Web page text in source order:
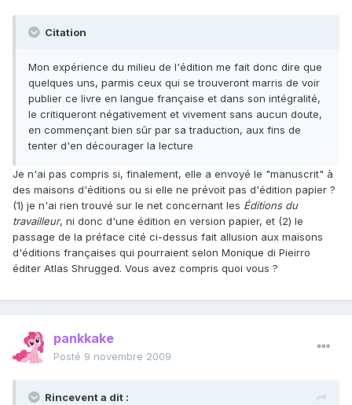
Citation
Mon expérience du milieu de l'édition me fait donc dire que
quelques uns, parmis ceux qui se trouveront marris de voir
publier ce livre en langue française et dans son intégralité,
le critiqueront négativement et vivement sans aucun doute,
en commençant bien sûr par sa traduction, aux fins de
tenter d'en décourager la lecture
Je n'ai pas compris si, finalement, elle a envoyé le "manuscrit" à
des maisons d'éditions ou si elle ne prévoit pas d'édition papier ?
(1) je n'ai rien trouvé sur le net concernant les Éditions du
travailleur, ni donc d'une édition en version papier, et (2) le
passage de la préface cité ci-dessus fait allusion aux maisons
d'éditions françaises qui pourraient selon Monique di Pieirro
éditer Atlas Shrugged. Vous avez compris quoi vous ?
pankkake
Posté 9 novembre 2009
Rincevent a dit :